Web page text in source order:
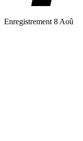
Enregistrement 8 Aoû